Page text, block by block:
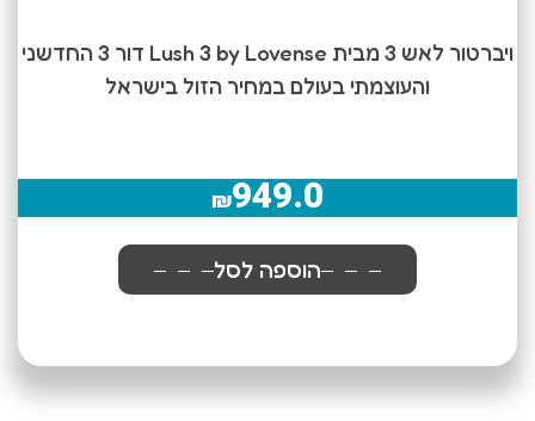
ויברטור לאש 3 מבית Lush 3 by Lovense דור 3 החדשני
והעוצמתי בעולם במחיר הזול בישראל
₪949.0
הוספה לסל